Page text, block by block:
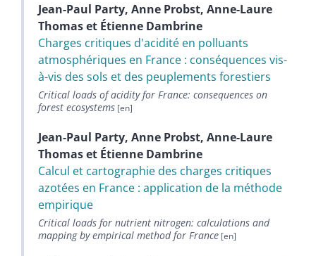
Jean-Paul Party, Anne Probst, Anne-Laure
Thomaset Étienne Dambrine
Charges critiques d'acidité en polluants
atmosphériques en France : conséquences vis-
à-vis des sols et des peuplements forestiers
Critical loads of acidity for France: consequences on
forest ecosystems
Jean-Paul Party, Anne Probst, Anne-Laure
Thomaset Étienne Dambrine
Calcul et cartographie des charges critiques
azotées en France : application de la méthode
empirique
Critical loads for nutrient nitrogen: calculations and
mapping by empirical method for France